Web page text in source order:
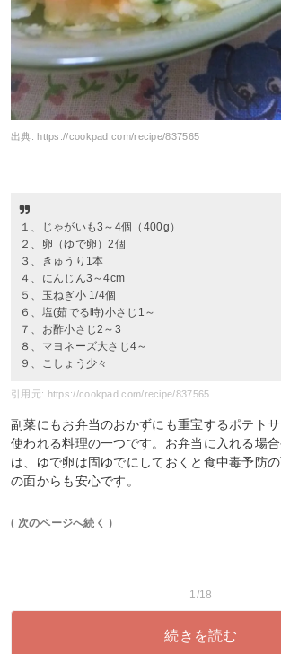
出典:https://cookpad.com/recipe/837565
１、じゃがいも3～4個（400g）
２、卵（ゆで卵）2個
３、きゅうり1本
４、にんじん3～4cm
５、玉ねぎ小 1/4個
６、塩(茹でる時)小さじ1～
７、お酢小さじ2～3
８、マヨネーズ大さじ4～
９、こしょう少々
引用元: https://cookpad.com/recipe/837565
副菜にもお弁当のおかずにも重宝するポテト
使われる料理の一つです。お弁当に入れる場
は、ゆで卵は固ゆでにしておくと食中毒予防
の面からも安心です。
( 次のページへ続く )
1/18
続きを読む